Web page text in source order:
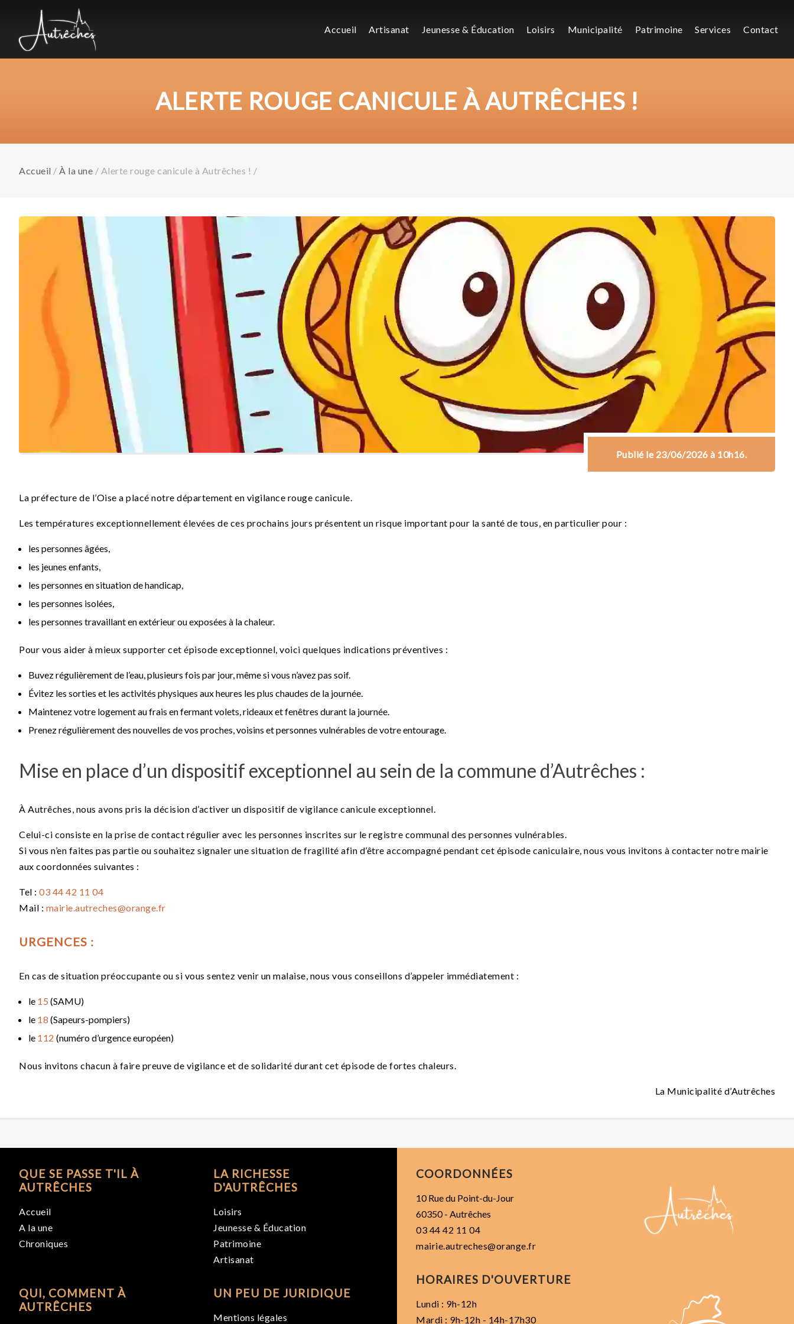
Accueil Artisanat Jeunesse & Éducation Loisirs Municipalité Patrimoine Services Contact
ALERTE ROUGE CANICULE À AUTRÊCHES !
Accueil / À la une / Alerte rouge canicule à Autrêches ! /
Publié le 23/06/2026 à 10h16.
La préfecture de l’Oise a placé notre département en vigilance rouge canicule.
Les températures exceptionnellement élevées de ces prochains jours présentent un risque important pour la santé de tous, en particulier pour :
les personnes âgées,
les jeunes enfants,
les personnes en situation de handicap,
les personnes isolées,
les personnes travaillant en extérieur ou exposées à la chaleur.
Pour vous aider à mieux supporter cet épisode exceptionnel, voici quelques indications préventives :
Buvez régulièrement de l’eau, plusieurs fois par jour, même si vous n’avez pas soif.
Évitez les sorties et les activités physiques aux heures les plus chaudes de la journée.
Maintenez votre logement au frais en fermant volets, rideaux et fenêtres durant la journée.
Prenez régulièrement des nouvelles de vos proches, voisins et personnes vulnérables de votre entourage.
Mise en place d’un dispositif exceptionnel au sein de la commune d’Autrêches :
À Autrêches, nous avons pris la décision d’activer un dispositif de vigilance canicule exceptionnel.
Celui-ci consiste en la prise de contact régulier avec les personnes inscrites sur le registre communal des personnes vulnérables.
Si vous n’en faites pas partie ou souhaitez signaler une situation de fragilité afin d’être accompagné pendant cet épisode caniculaire, nous vous invitons à contacter notre mairie
aux coordonnées suivantes :
Tel : 03 44 42 11 04
Mail : mairie.autreches@orange.fr
URGENCES :
En cas de situation préoccupante ou si vous sentez venir un malaise, nous vous conseillons d’appeler immédiatement :
le 15 (SAMU)
le 18 (Sapeurs-pompiers)
le 112 (numéro d’urgence européen)
Nous invitons chacun à faire preuve de vigilance et de solidarité durant cet épisode de fortes chaleurs.
La Municipalité d’Autrêches
QUE SE PASSE T'IL À
AUTRÊCHES
Accueil
A la une
Chroniques
LA RICHESSE
D'AUTRÊCHES
Loisirs
Jeunesse & Éducation
Patrimoine
Artisanat
QUI, COMMENT À
AUTRÊCHES
UN PEU DE JURIDIQUE
Mentions légales
COORDONNÉES
10 Rue du Point-du-Jour
60350 - Autrêches
03 44 42 11 04
mairie.autreches@orange.fr
HORAIRES D'OUVERTURE
Lundi : 9h-12h
Mardi : 9h-12h - 14h-17h30